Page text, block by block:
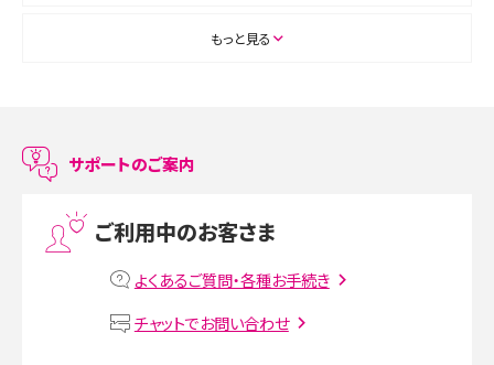
ASMRとは？初心者向けの代表ジャンルや楽しみ方を解説
LINEで友だちを削除する方法は？方法ごとの影響や復活・復元する方法も解説
MNOとは？MVNOやMVNEとの違いやメリット・デメリットを解説
VPN接続とは？仕組みや必要性、メリット・デメリット、接続方法を解説
もっと見る
サポートのご案内
ご利用中のお客さま
よくあるご質問・各種お手続き
チャットでお問い合わせ